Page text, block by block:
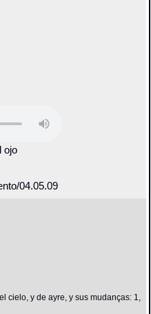
ojo
04.05.09
cielo, y de ayre, y sus mudanças: 1,